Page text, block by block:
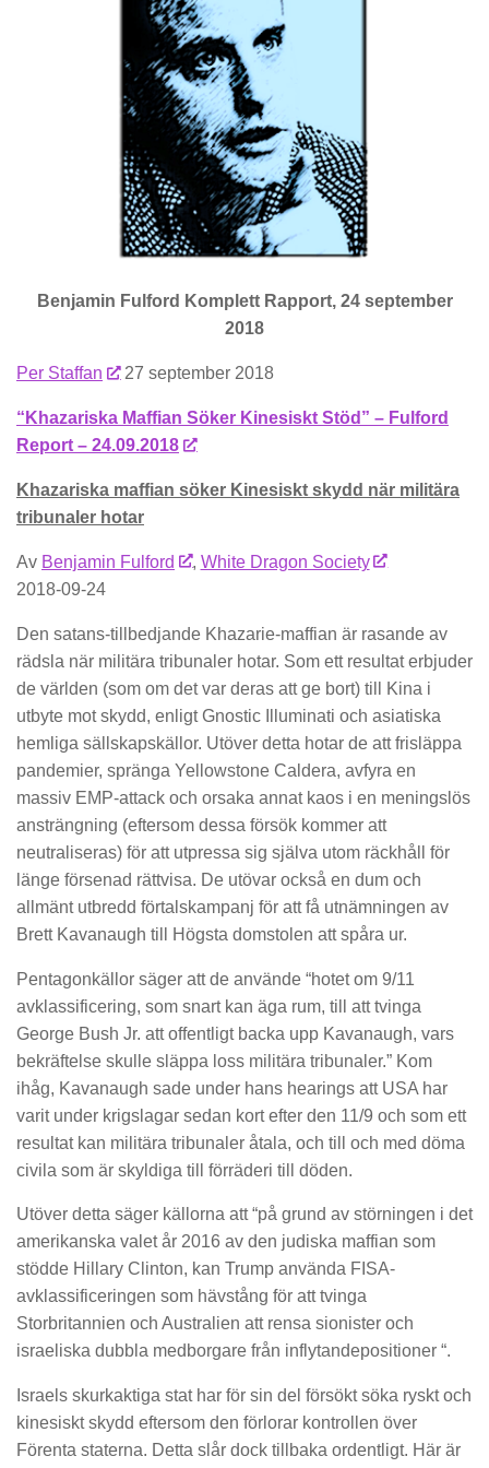
Benjamin Fulford Komplett Rapport, 24 september
2018
Per Staffan 27 september 2018
“Khazariska Maffian Söker Kinesiskt Stöd” – Fulford
Report – 24.09.2018
Khazariska maffian söker Kinesiskt skydd när militära
tribunaler hotar
Av Benjamin Fulford , White Dragon Society
2018-09-24
Den satans-tillbedjande Khazarie-maffian är rasande av
rädsla när militära tribunaler hotar. Som ett resultat erbjuder
de världen (som om det var deras att ge bort) till Kina i
utbyte mot skydd, enligt Gnostic Illuminati och asiatiska
hemliga sällskapskällor. Utöver detta hotar de att frisläppa
pandemier, spränga Yellowstone Caldera, avfyra en
massiv EMP-attack och orsaka annat kaos i en meningslös
ansträngning (eftersom dessa försök kommer att
neutraliseras) för att utpressa sig själva utom räckhåll för
länge försenad rättvisa. De utövar också en dum och
allmänt utbredd förtalskampanj för att få utnämningen av
Brett Kavanaugh till Högsta domstolen att spåra ur.
Pentagonkällor säger att de använde “hotet om 9/11
avklassificering, som snart kan äga rum, till att tvinga
George Bush Jr. att offentligt backa upp Kavanaugh, vars
bekräftelse skulle släppa loss militära tribunaler.” Kom
ihåg, Kavanaugh sade under hans hearings att USA har
varit under krigslagar sedan kort efter den 11/9 och som ett
resultat kan militära tribunaler åtala, och till och med döma
civila som är skyldiga till förräderi till döden.
Utöver detta säger källorna att “på grund av störningen i det
amerikanska valet år 2016 av den judiska maffian som
stödde Hillary Clinton, kan Trump använda FISA-
avklassificeringen som hävstång för att tvinga
Storbritannien och Australien att rensa sionister och
israeliska dubbla medborgare från inflytandepositioner “.
Israels skurkaktiga stat har för sin del försökt söka ryskt och
kinesiskt skydd eftersom den förlorar kontrollen över
Förenta staterna. Detta slår dock tillbaka ordentligt. Här är